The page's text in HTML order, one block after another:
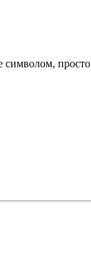
символом, просто